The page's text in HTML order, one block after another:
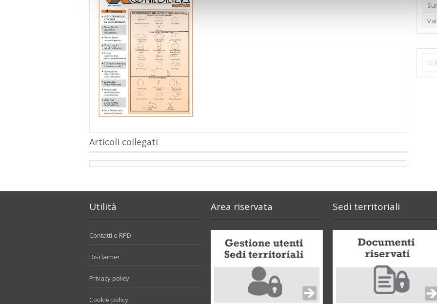
Articoli collegati
Utilità
Contatti e RPD
Disclaimer
Privacy policy
Cookie policy
Area riservata Sedi territoriali